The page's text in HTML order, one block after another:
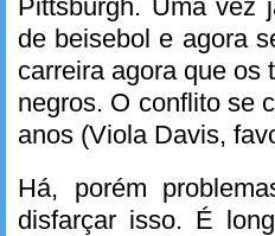
Pittsburgh. Uma vez
de beisebol e agora
carreira agora que os
negros. O conflito se
anos (Viola Davis,
Há, porém
disfarçar isso. É